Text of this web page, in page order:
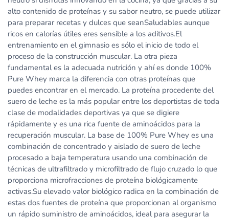
alto contenido de proteínas y su sabor neutro, se puede utilizar
para preparar recetas y dulces que seanSaludables aunque
ricos en calorías útiles eres sensible a los aditivos.El
entrenamiento en el gimnasio es sólo el inicio de todo el
proceso de la construcción muscular. La otra pieza
fundamental es la adecuada nutrición y ahí es donde 100%
Pure Whey marca la diferencia con otras proteínas que
puedes encontrar en el mercado. La proteína procedente del
suero de leche es la más popular entre los deportistas de toda
clase de modalidades deportivas ya que se digiere
rápidamente y es una rica fuente de aminoácidos para la
recuperación muscular. La base de 100% Pure Whey es una
combinación de concentrado y aislado de suero de leche
procesado a baja temperatura usando una combinación de
técnicas de ultrafiltrado y microfiltrado de flujo cruzado lo que
proporciona microfracciones de proteína biológicamente
activas.Su elevado valor biológico radica en la combinación de
estas dos fuentes de proteína que proporcionan al organismo
un rápido suministro de aminoácidos, ideal para asegurar la